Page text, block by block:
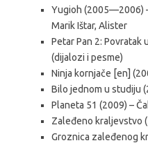
Yugioh (2005—2006)
Marik Ištar, Alister
Petar Pan 2: Povratak
(dijalozi i pesme)
Ninja kornjače [en]
Bilo jednom u studiju
Planeta 51 (2009) –
Zaleđeno kraljevstvo
Groznica zaleđenog